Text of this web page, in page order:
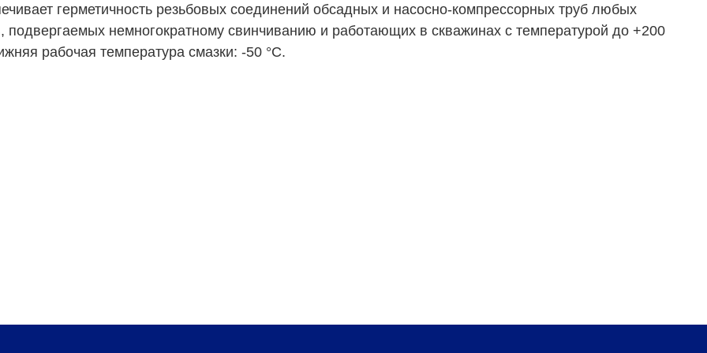
герметичность резьбовых соединений обсадных и насосно-компрессорных труб любых
подвергаемых немногократному свинчиванию и работающих в скважинах с температурой до +200
рабочая температура смазки: -50 °С.